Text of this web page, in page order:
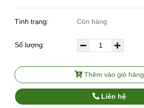
Tình trạng: Còn hàng
Số lượng:
Thêm vào giỏ hàng
Liên hệ